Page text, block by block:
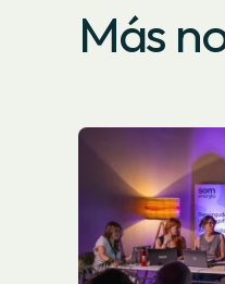
Más